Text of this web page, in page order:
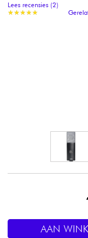
Versterker &
Toetsenbord &
Microfoon
Licht
★★★★★
★★★★★
Lees recensies (2)
AAN